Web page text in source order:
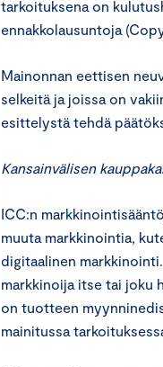
tarkoituksena on
ennakkolausuntoja
Mainonnan eettisen
selkeitä ja joissa on
esittelystä tehdä
Kansainvälisen
ICC:n
muuta markkinointia,
digitaalinen
markkinoija itse tai joku
on tuotteen
mainitussa